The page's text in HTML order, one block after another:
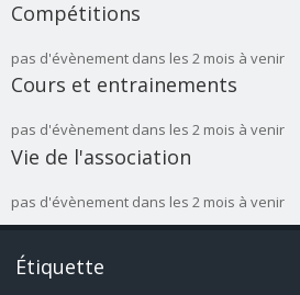
Compétitions
pas d'évènement dans les 2 mois à venir
Cours et entrainements
pas d'évènement dans les 2 mois à venir
Vie de l'association
pas d'évènement dans les 2 mois à venir
Étiquette